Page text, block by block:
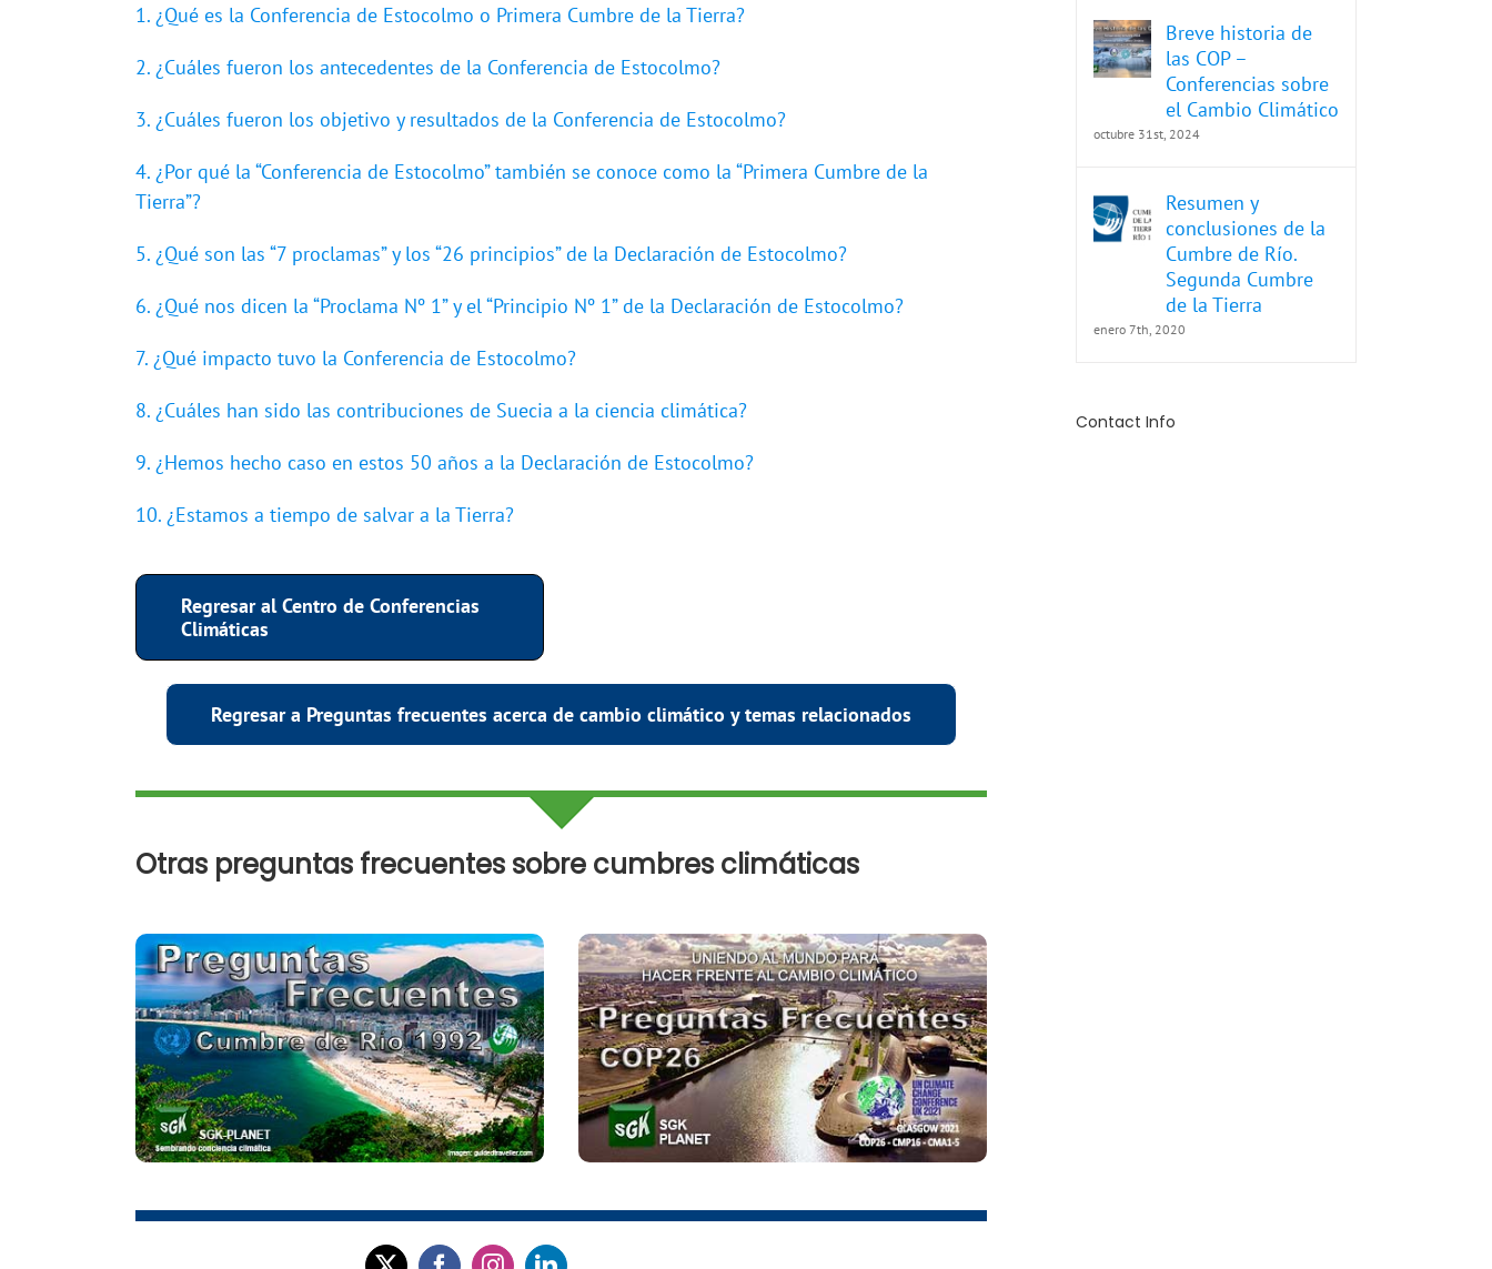
1. ¿Qué es la Conferencia de Estocolmo o Primera Cumbre de la Tierra?
2. ¿Cuáles fueron los antecedentes de la Conferencia de Estocolmo?
3. ¿Cuáles fueron los objetivo y resultados de la Conferencia de Estocolmo?
4. ¿Por qué la “Conferencia de Estocolmo” también se conoce como la “Primera Cumbre de la
Tierra”?
5. ¿Qué son las “7 proclamas” y los “26 principios” de la Declaración de Estocolmo?
6. ¿Qué nos dicen la “Proclama Nº 1” y el “Principio Nº 1” de la Declaración de Estocolmo?
7. ¿Qué impacto tuvo la Conferencia de Estocolmo?
8. ¿Cuáles han sido las contribuciones de Suecia a la ciencia climática?
9. ¿Hemos hecho caso en estos 50 años a la Declaración de Estocolmo?
10. ¿Estamos a tiempo de salvar a la Tierra?
Regresar al Centro de Conferencias
Climáticas
Regresar a Preguntas frecuentes acerca de cambio climático y temas relacionados
Otras preguntas frecuentes sobre cumbres climáticas
Breve historia de
las COP –
Conferencias sobre
el Cambio Climático
octubre 31st, 2024
Resumen y
conclusiones de la
Cumbre de Río.
Segunda Cumbre
de la Tierra
enero 7th, 2020
Contact Info